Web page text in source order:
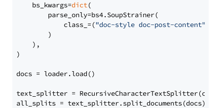
    bs_kwargs=
dict(
        parse_only=bs4.SoupStrainer(
            class_=(
"doc-style doc-post-content"
        )
    ),
)
docs = loader.load()
text_splitter =
all_splits = text_splitter.split_documents(docs)